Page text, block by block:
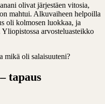
olivat järjestäen vitosia,
mahtui. Alkuvaiheen helpoilla
oli kolmosen luokkaa, ja
arvosteluasteikko
mikä oli salaisuuteni?
tapaus